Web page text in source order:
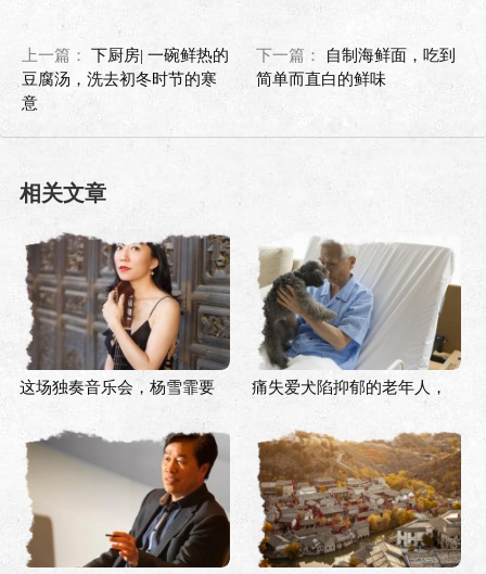
上一篇：
下厨房| 一碗鲜热的
豆腐汤，洗去初冬时节的寒
意
下一篇：
自制海鲜面，吃到
简单而直白的鲜味
相关文章
这场独奏音乐会，杨雪霏要
的中国
痛失爱犬陷抑郁的老年人，